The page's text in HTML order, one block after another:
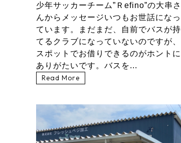
少年サッカーチーム”Ｒefino”の大串さ
んからメッセージいつもお世話になっ
ています。まだまだ、自前でバスが持
てるクラブになっていないのですが、
スポットでお借りできるのがホントに
ありがたいです。バスを...
Read More